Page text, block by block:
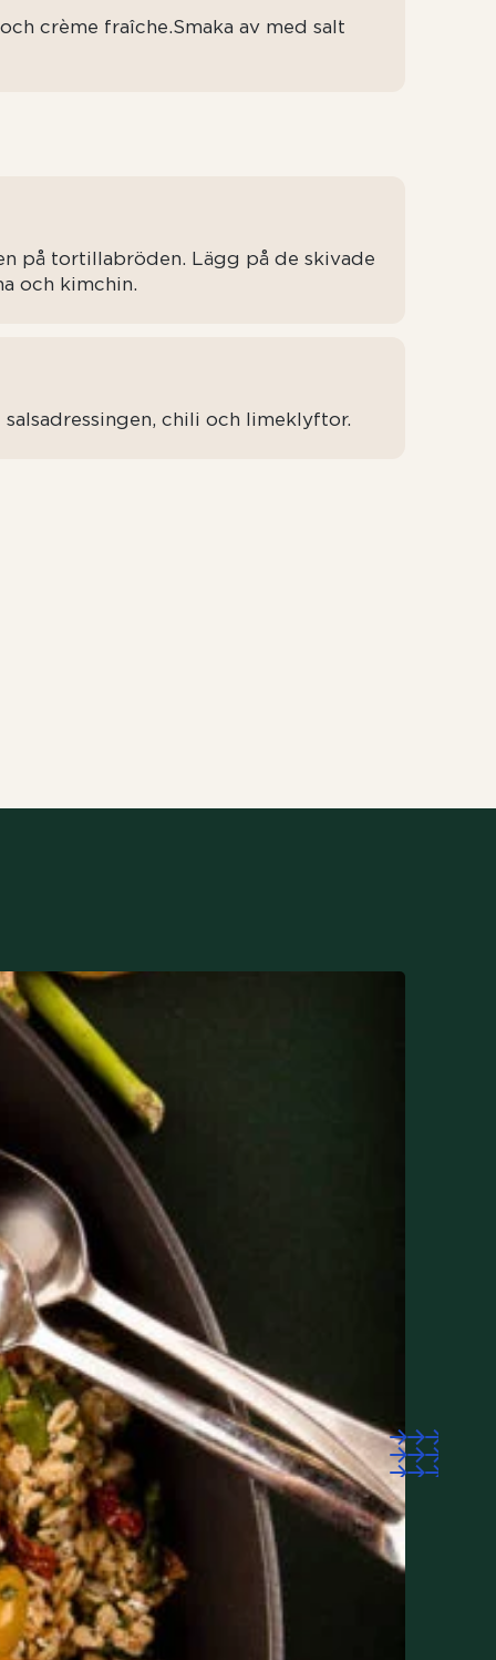
crème fraîche.Smaka av med salt
på tortillabröden. Lägg på de skivade
och kimchin.
chili och limeklyftor.